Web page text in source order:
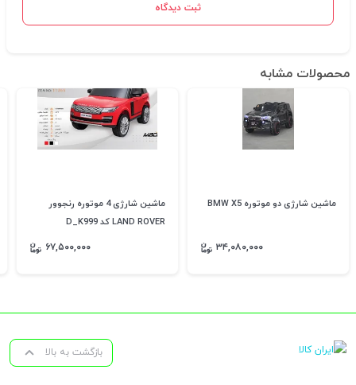
ثبت دیدگاه
محصولات مشابه
ماشین شارژی دو موتوره BMW X5
۳۴,۰۸۰,۰۰۰
ماشین شارژی 4 موتوره رنجوور
LAND ROVER کد D_K999
۶۷,۵۰۰,۰۰۰
بازگشت به بالا